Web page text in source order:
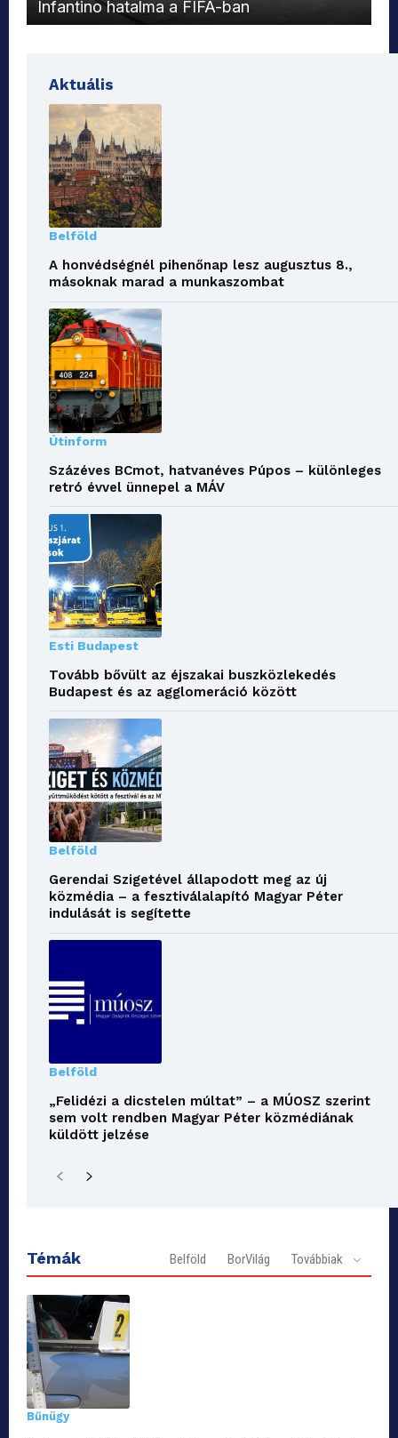
Infantino hatalma a FIFA-ban
Aktuális
Belföld
A honvédségnél pihenőnap lesz augusztus 8.,
másoknak marad a munkaszombat
Útinform
Százéves BCmot, hatvanéves Púpos – különleges
retró évvel ünnepel a MÁV
Esti Budapest
Tovább bővült az éjszakai buszközlekedés
Budapest és az agglomeráció között
Belföld
Gerendai Szigetével állapodott meg az új
közmédia – a fesztiválalapító Magyar Péter
indulását is segítette
Belföld
„Felidézi a dicstelen múltat” – a MÚOSZ szerint
sem volt rendben Magyar Péter közmédiának
küldött jelzése
Témák Belföld BorVilág Továbbiak
Bűnügy